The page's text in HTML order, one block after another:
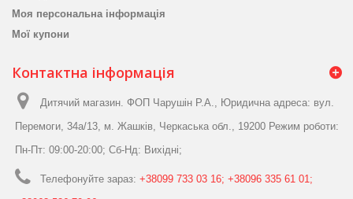
Моя персональна інформація
Мої купони
Контактна інформація
Дитячий магазин. ФОП Чарушін Р.А., Юридична адреса: вул.
Перемоги, 34а/13, м. Жашків, Черкаська обл., 19200 Режим роботи:
Пн-Пт: 09:00-20:00; Сб-Нд: Вихідні;
Телефонуйте зараз: +38099 733 03 16; +38096 335 61 01;